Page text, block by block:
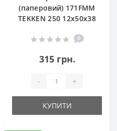
(паперовий) 171FMM
TEKKEN 250 12х50х38
0
315 грн.
- +
КУПИТИ